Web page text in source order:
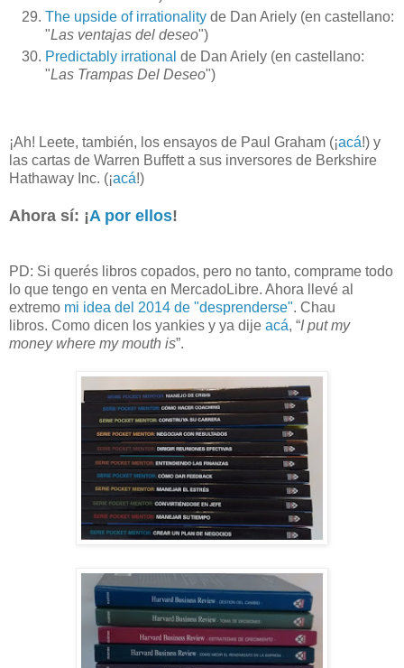
The upside of irrationality de Dan Ariely (en castellano:
"Las ventajas del deseo")
Predictably irrational de Dan Ariely (en castellano:
"Las Trampas Del Deseo")
¡Ah! Leete, también, los ensayos de Paul Graham (¡acá!) y
las cartas de Warren Buffett a sus inversores de Berkshire
Hathaway Inc. (¡acá!)
Ahora sí: ¡A por ellos!
PD: Si querés libros copados, pero no tanto, comprame todo
lo que tengo en venta en MercadoLibre. Ahora llevé al
extremo mi idea del 2014 de "desprenderse". Chau
libros. Como dicen los yankies y ya dije acá, “I put my
money where my mouth is”.